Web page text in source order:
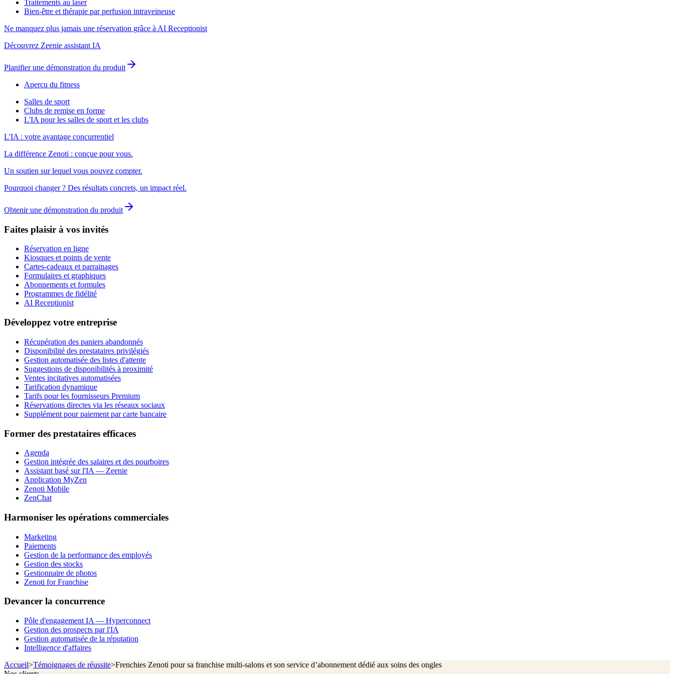
Traitements au laser
Bien-être et thérapie par perfusion intraveineuse
Ne manquez plus jamais une réservation grâce à AI Receptionist
Découvrez Zeenie assistant IA
Planifier une démonstration du produit
Aperçu du fitness
Salles de sport
Clubs de remise en forme
L'IA pour les salles de sport et les clubs
L'IA : votre avantage concurrentiel
La différence Zenoti : conçue pour vous.
Un soutien sur lequel vous pouvez compter.
Pourquoi changer ? Des résultats concrets, un impact réel.
Obtenir une démonstration du produit
Faites plaisir à vos invités
Réservation en ligne
Kiosques et points de vente
Cartes-cadeaux et parrainages
Formulaires et graphiques
Abonnements et formules
Programmes de fidélité
AI Receptionist
Développez votre entreprise
Récupération des paniers abandonnés
Disponibilité des prestataires privilégiés
Gestion automatisée des listes d'attente
Suggestions de disponibilités à proximité
Ventes incitatives automatisées
Tarification dynamique
Tarifs pour les fournisseurs Premium
Réservations directes via les réseaux sociaux
Supplément pour paiement par carte bancaire
Former des prestataires efficaces
Agenda
Gestion intégrée des salaires et des pourboires
Assistant basé sur l'IA — Zeenie
Application MyZen
Zenoti Mobile
ZenChat
Harmoniser les opérations commerciales
Marketing
Paiements
Gestion de la performance des employés
Gestion des stocks
Gestionnaire de photos
Zenoti for Franchise
Devancer la concurrence
Pôle d'engagement IA — Hyperconnect
Gestion des prospects par l'IA
Gestion automatisée de la réputation
Intelligence d'affaires
Accueil>Témoignages de réussite>Frenchies Zenoti pour sa franchise multi-salons et son service d’abonnement dédié aux soins des ongles